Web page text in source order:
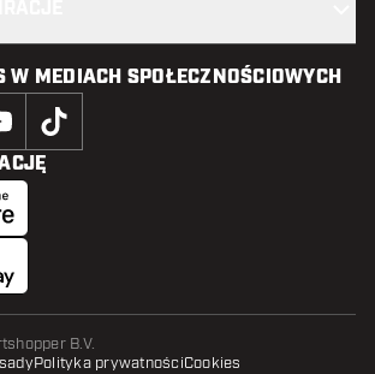
W MEDIACH SPOŁECZNOŚCIOWYCH
B.V.
Polityka prywatnościCookies